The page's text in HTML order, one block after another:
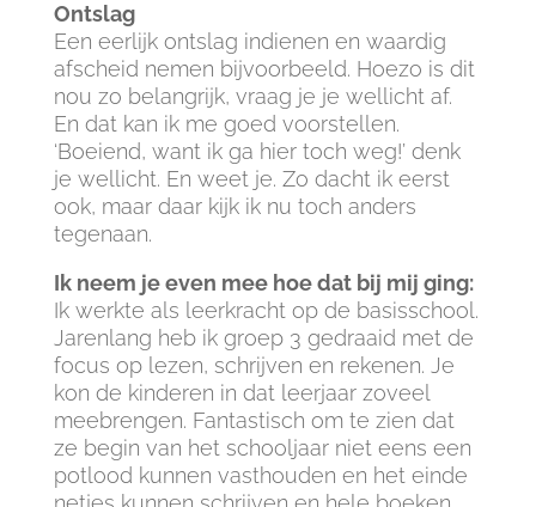
Ontslag
Een eerlijk ontslag indienen en waardig
afscheid nemen bijvoorbeeld. Hoezo is dit
nou zo belangrijk, vraag je je wellicht af.
En dat kan ik me goed voorstellen.
‘Boeiend, want ik ga hier toch weg!’ denk
je wellicht. En weet je. Zo dacht ik eerst
ook, maar daar kijk ik nu toch anders
tegenaan.
Ik neem je even mee hoe dat bij mij ging:
Ik werkte als leerkracht op de basisschool.
Jarenlang heb ik groep 3 gedraaid met de
focus op lezen, schrijven en rekenen. Je
kon de kinderen in dat leerjaar zoveel
meebrengen. Fantastisch om te zien dat
ze begin van het schooljaar niet eens een
potlood kunnen vasthouden en het einde